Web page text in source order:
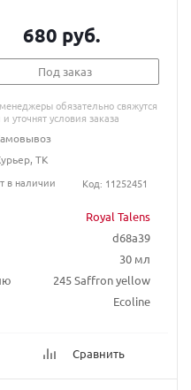
Royal Talens
d68a39
30 мл
245 Saffron yellow
Ecoline
Сравнить
680 руб.
Под заказ
обязательно свяжутся
уточнят условия заказа
ТК
в наличии
Код: 11252451